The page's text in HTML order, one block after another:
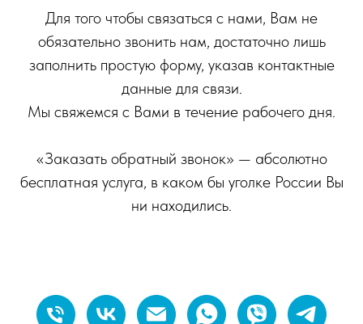
Для того чтобы связаться с нами, Вам не
обязательно звонить нам, достаточно лишь
заполнить простую форму, указав контактные
данные для связи.
Мы свяжемся с Вами в течение рабочего дня.
«Заказать обратный звонок» — абсолютно
бесплатная услуга, в каком бы уголке России Вы
ни находились.